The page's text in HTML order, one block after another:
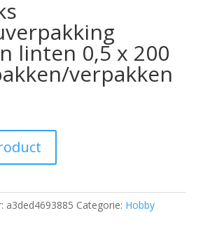
linten 0,5 x 200
verpakken
a3ded4693885 Categorie: Hobby